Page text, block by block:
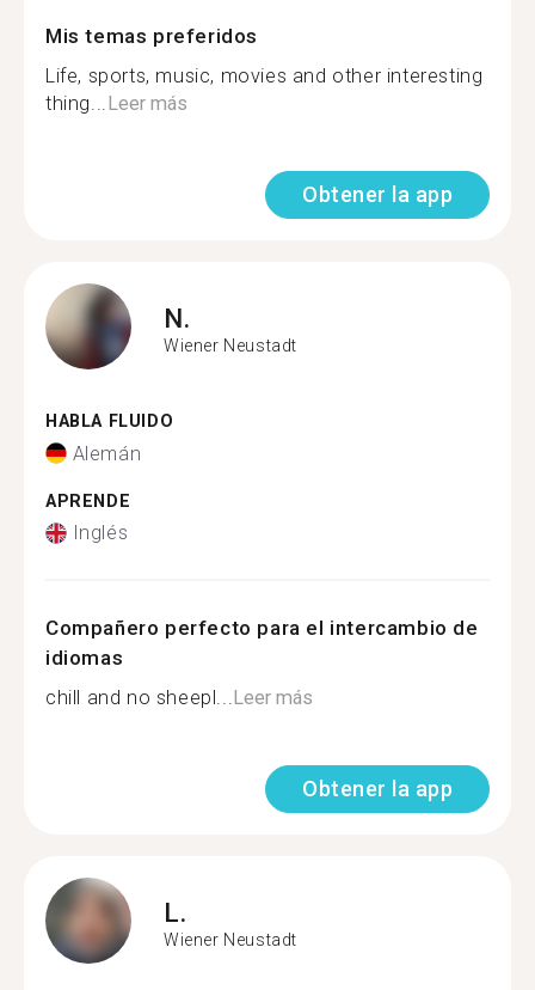
Mis temas preferidos
Life, sports, music, movies and other interesting
thing...Leer más
Obtener la app
N.
Wiener Neustadt
HABLA FLUIDO
Alemán
APRENDE
Inglés
Compañero perfecto para el intercambio de
idiomas
chill and no sheepl...Leer más
Obtener la app
L.
Wiener Neustadt